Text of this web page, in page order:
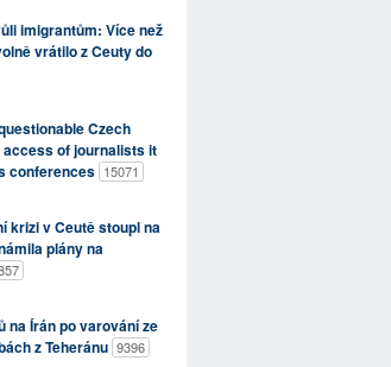
imigrantům: Více než
vrátilo z Ceuty do
Czech
of journalists it
conferences 15071
krizi v Ceutě stoupl na
plány na
na Írán po varování ze
z Teheránu 9396